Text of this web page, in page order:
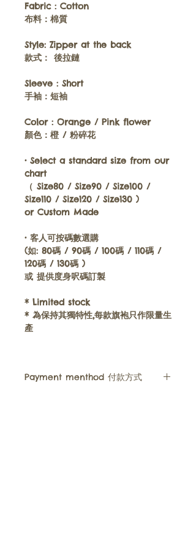
Fabric : Cotton
布料： 棉質
Style: Zipper at the back
款式 ： 後拉鏈
Sleeve : Short
手袖 ：短袖
Color : Orange / Pink flower
顏色：橙 / 粉碎花
• Select a standard size from our
chart
（ Size80 / Size90 / Size100 /
Size110 / Size120 / Size130 )
or Custom Made
• 客人可按碼數選購
(如: 80碼 / 90碼 / 100碼 / 110碼 /
120碼 / 130碼 )
或 提供度身呎碼訂製
* Limited stock
* 為保持其獨特性,每款旗袍只作限量生
產
Payment menthod 付款方式